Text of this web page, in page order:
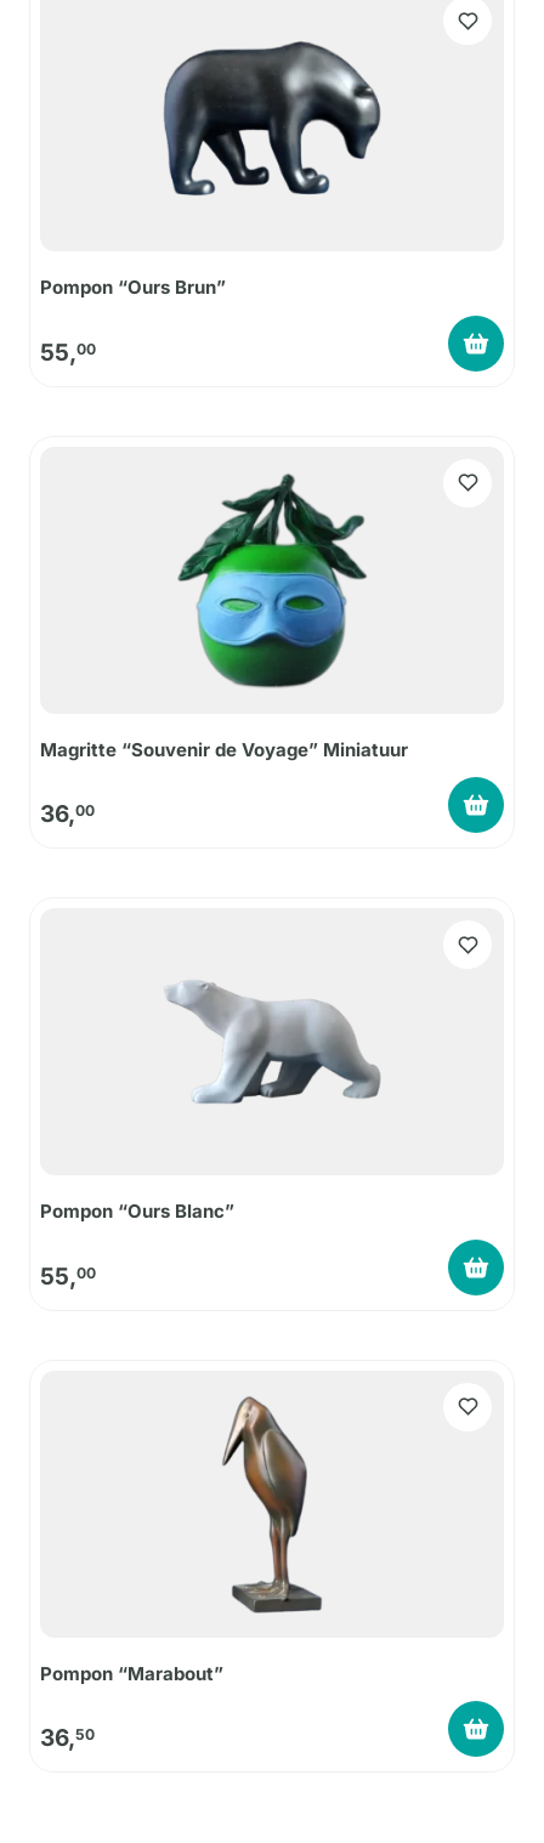
Pompon “Ours Brun”
55,00
Magritte “Souvenir de Voyage” Miniatuur
36,00
Pompon “Ours Blanc”
55,00
Pompon “Marabout”
36,50